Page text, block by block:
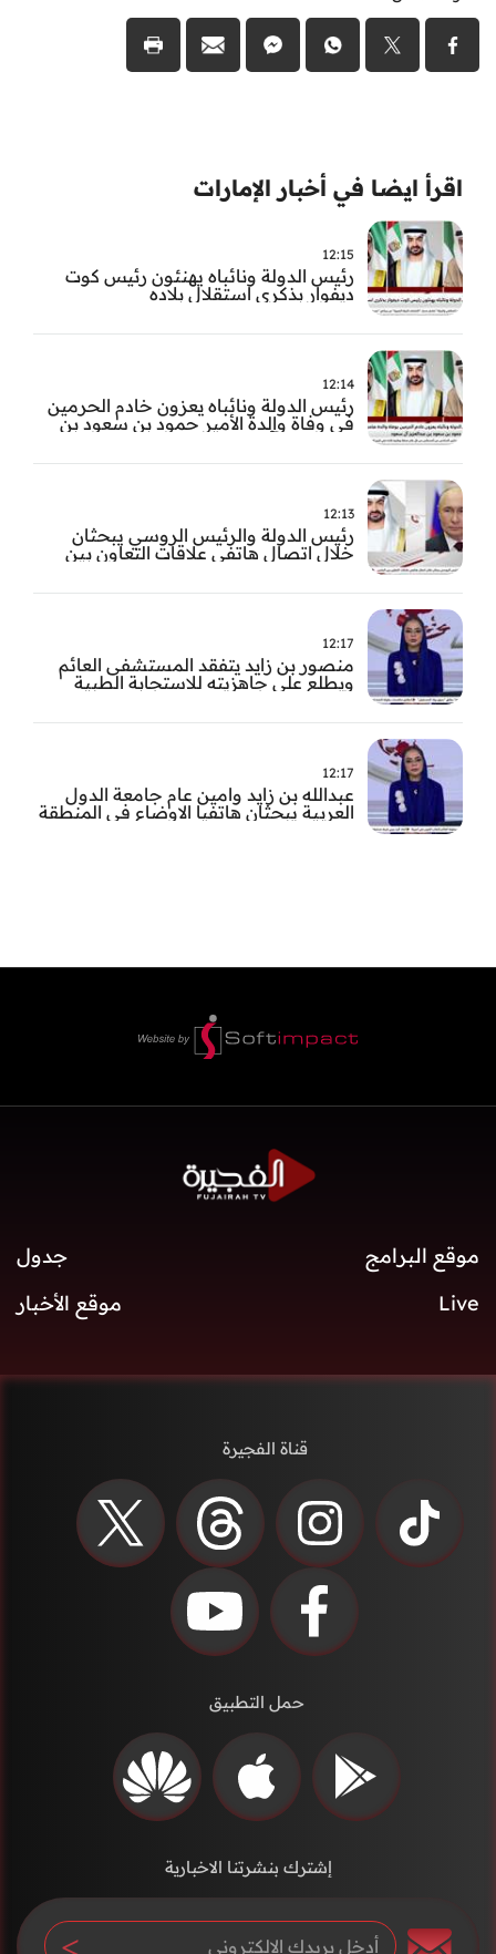
اقرأ ايضا في أخبار الإمارات
12:15
رئيس الدولة ونائباه يهنئون رئيس كوت
ديفوار بذكرى استقلال بلاده
12:14
رئيس الدولة ونائباه يعزون خادم الحرمين
في وفاة والدة الأمير حمود بن سعود بن
12:13
رئيس الدولة والرئيس الروسي يبحثان
خلال اتصال هاتفي علاقات التعاون بين
12:17
منصور بن زايد يتفقد المستشفى العائم
ويطلع على جاهزيته للاستجابة الطبية
12:17
عبدالله بن زايد وامين عام جامعة الدول
العربية يبحثان هاتفيا الاوضاع في المنطقة
موقع البرامج
جدول
Live
موقع الأخبار
قناة الفجيرة
حمل التطبيق
إشترك بنشرتنا الاخبارية